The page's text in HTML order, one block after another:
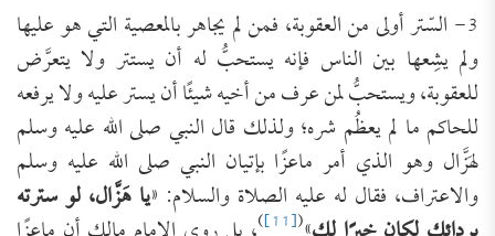
3- السّتر أولى من العقوبة، فمن لم يجاهر بالمعصية التي هو عليها
ولم يشِعها بين الناس فإنه يستحبُّ له أن يستتر ولا يتعرَّض
للعقوبة، ويستحبُّ لمن عرف من أخيه شيئًا أن يستر عليه ولا يرفعه
للحاكم ما لم يعظُم شره؛ ولذلك قال النبي صلى الله عليه وسلم
لهَزَّال وهو الذي أمر ماعزًا بإتيان النبي صلى الله عليه وسلم
والاعتراف، فقال له عليه الصلاة والسلام: «يا هَزَّال، لو سترته
(
[11]
)